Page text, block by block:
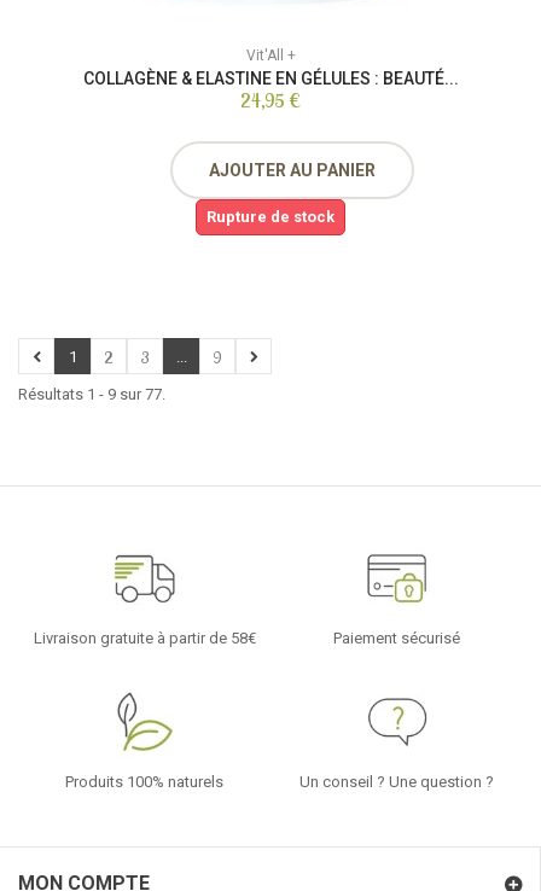
Vit'All +
COLLAGÈNE & ELASTINE EN GÉLULES : BEAUTÉ...
24,95 €
AJOUTER AU PANIER
Rupture de stock
1 2 3 ... 9
Résultats 1 - 9 sur 77.
Livraison gratuite à partir de 58€ Paiement sécurisé
Produits 100% naturels Un conseil ? Une question ?
MON COMPTE